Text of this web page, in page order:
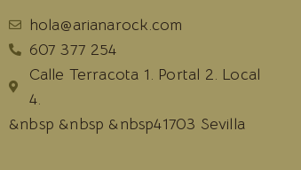
hola@arianarock.com
607 377 254
Calle Terracota 1. Portal 2. Local
4.
&nbsp &nbsp &nbsp41703 Sevilla